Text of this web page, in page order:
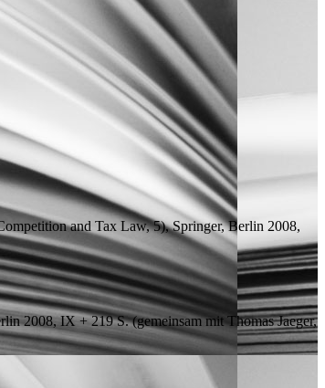
and Tax Law, 5), Springer, Berlin 2008,
2008, IX + 219S.(gemeinsam mit Thomas Jaeger,